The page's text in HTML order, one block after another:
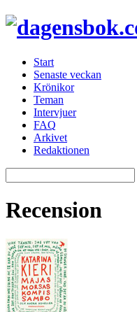
Start
Senaste veckan
Krönikor
Teman
Intervjuer
FAQ
Arkivet
Redaktionen
Recension